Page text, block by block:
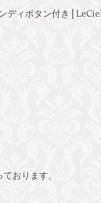
ディボタン付き |
おります。